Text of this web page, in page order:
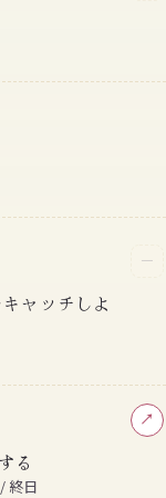
ャッチしよ
─
る
終日
↗